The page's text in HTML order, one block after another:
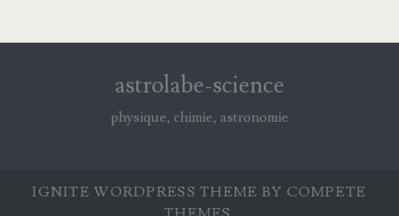
astrolabe-science
physique, chimie, astronomie
IGNITE WORDPRESS THEME BY COMPETE